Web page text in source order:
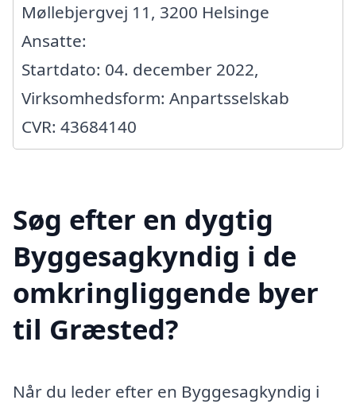
Møllebjergvej 11, 3200 Helsinge
Ansatte:
Startdato: 04. december 2022,
Virksomhedsform: Anpartsselskab
CVR: 43684140
Søg efter en dygtig
Byggesagkyndig i de
omkringliggende byer
til Græsted?
Når du leder efter en Byggesagkyndig i